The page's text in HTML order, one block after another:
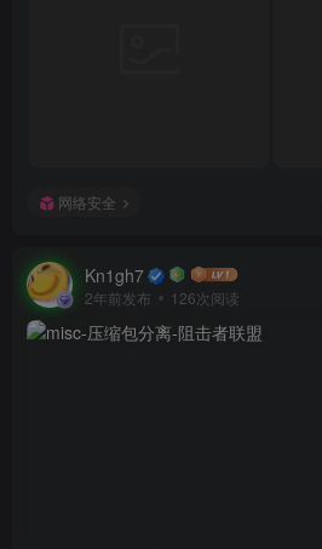
网络安全
Kn1gh7
2年前发布 126次阅读